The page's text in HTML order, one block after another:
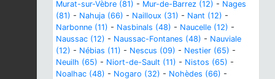
Murat-sur-Vèbre (81) - Mur-de-Barrez (12) - Nages
(81) - Nahuja (66) - Nailloux (31) - Nant (12) -
Narbonne (11) - Nasbinals (48) - Naucelle (12) -
Naussac (12) - Naussac-Fontanes (48) - Nauviale
(12) - Nébias (11) - Nescus (09) - Nestier (65) -
Neuilh (65) - Niort-de-Sault (11) - Nistos (65) -
Noalhac (48) - Nogaro (32) - Nohèdes (66) -